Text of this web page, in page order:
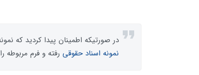
در صورتیکه اطمینان پیدا کردید که
نمونه اسناد حقوقی رفته و فرم مربوطه